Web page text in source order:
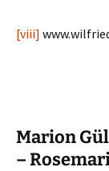
[viii]
Marion
–